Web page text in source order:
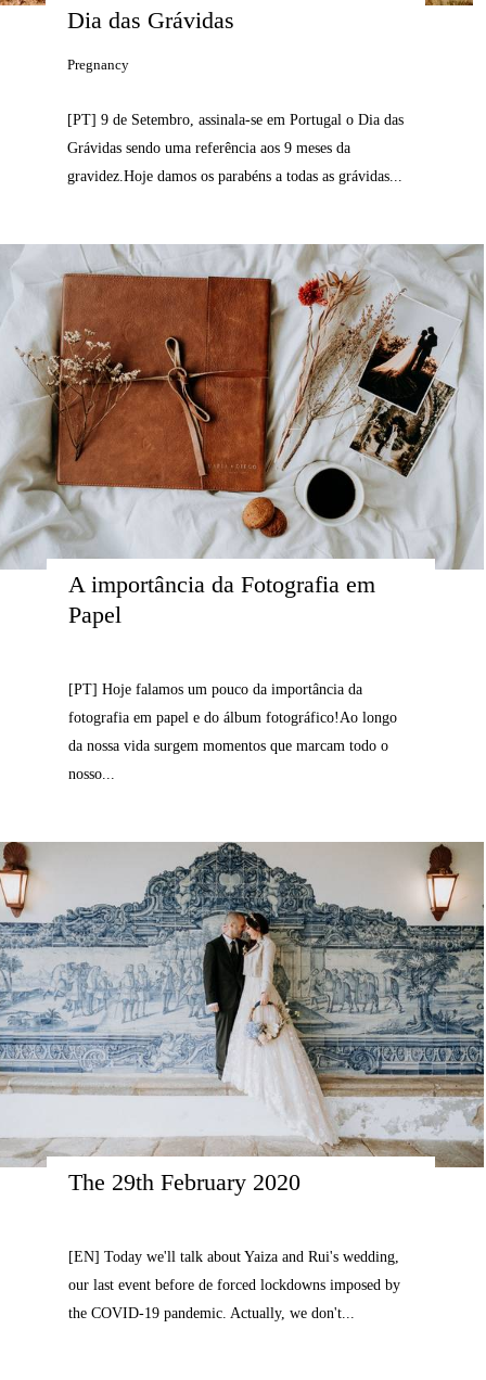
Dia das Grávidas
Pregnancy
[PT] 9 de Setembro, assinala-se em Portugal o Dia das
Grávidas sendo uma referência aos 9 meses da
gravidez.Hoje damos os parabéns a todas as grávidas...
A importância da Fotografia em
Papel
[PT] Hoje falamos um pouco da importância da
fotografia em papel e do álbum fotográfico!Ao longo
da nossa vida surgem momentos que marcam todo o
nosso...
The 29th February 2020
[EN] Today we'll talk about Yaiza and Rui's wedding,
our last event before de forced lockdowns imposed by
the COVID-19 pandemic. Actually, we don't...